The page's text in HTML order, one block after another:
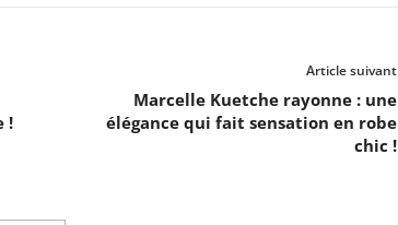
!
Article suivant
Marcelle Kuetche rayonne : une
élégance qui fait sensation en robe
chic !